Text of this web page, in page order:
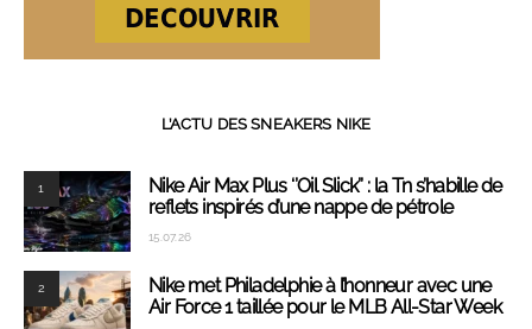
L’ACTU DES SNEAKERS NIKE
1
Nike Air Max Plus ‘’Oil Slick’’ : la Tn s’habille de
reflets inspirés d’une nappe de pétrole
15.07.26
2
Nike met Philadelphie à l’honneur avec une
Air Force 1 taillée pour le MLB All-Star Week